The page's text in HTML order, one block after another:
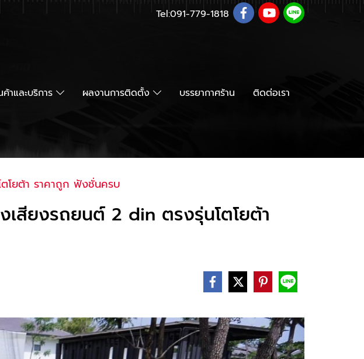
Tel:091-779-1818
าและบริการ ผลงานการติดตั้ง บรรยากาศร้าน ติดต่อเรา
โยต้า ราคาถูก ฟังชั่นครบ
เสียงรถยนต์ 2 din ตรงรุ่นโตโยต้า